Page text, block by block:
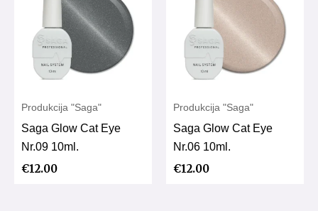
Produkcija "Saga"
Saga Glow Cat Eye
Nr.09 10ml.
€12.00
Produkcija "Saga"
Saga Glow Cat Eye
Nr.06 10ml.
€12.00